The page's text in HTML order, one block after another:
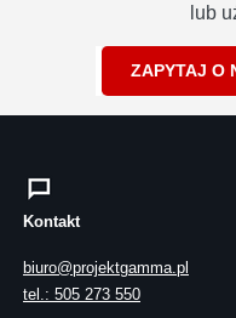
lub
ZAPYTAJ O
Kontakt
biuro@projektgamma.pl
tel.: 505 273 550